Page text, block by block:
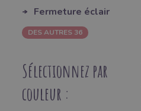
Fermeture éclair
DES AUTRES 36
Sélectionnez par
couleur :